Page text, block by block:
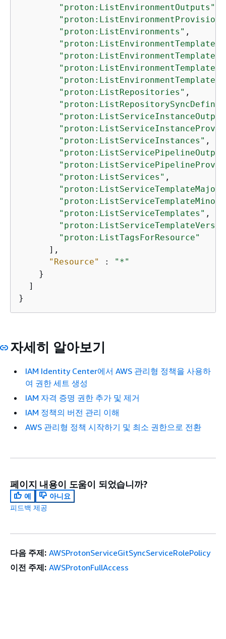
"proton:ListEnvironmentOutputs"
"proton:ListEnvironments" ,
"proton:ListEnvironmentTemplates"
"proton:ListRepositories" ,
"proton:ListServiceInstances" ,
"proton:ListServices" ,
"proton:ListServiceTemplates" ,
"proton:ListTagsForResource"
      ],
"Resource"
:
"*"
    }
  ]
}
자세히 알아보기
IAM Identity Center에서 AWS 관리형 정책을 사용하
여 권한 세트 생성
IAM 자격 증명 권한 추가 및 제거
IAM 정책의 버전 관리 이해
AWS 관리형 정책 시작하기 및 최소 권한으로 전환
페이지 내용이 도움이 되었습니까?
예
아니요
피드백 제공
다음 주제: AWSProtonServiceGitSyncServiceRolePolicy
이전 주제: AWSProtonFullAccess